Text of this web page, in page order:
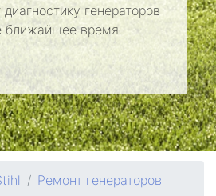
генераторов
ближайшее время.
Ремонт генераторов